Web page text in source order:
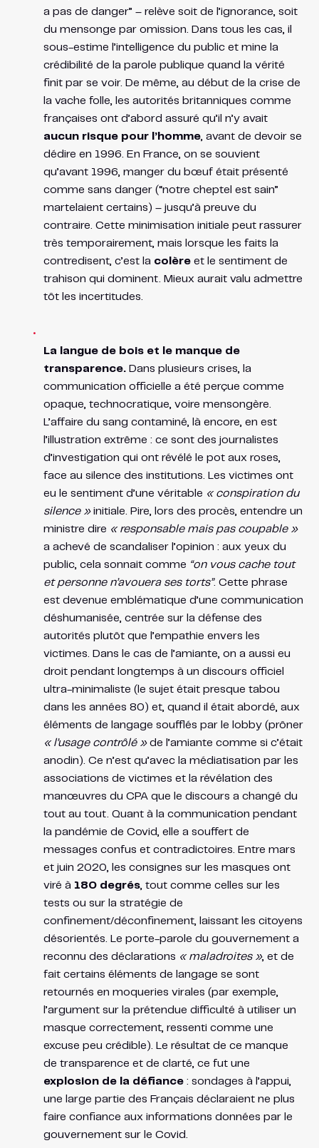
a pas de danger” – relève soit de l’ignorance, soit
du mensonge par omission. Dans tous les cas, il
sous-estime l’intelligence du public et mine la
crédibilité de la parole publique quand la vérité
finit par se voir. De même, au début de la crise de
la vache folle, les autorités britanniques comme
françaises ont d’abord assuré qu’il n’y avait
aucun risque pour l’homme, avant de devoir se
dédire en 1996. En France, on se souvient
qu’avant 1996, manger du bœuf était présenté
comme sans danger (“notre cheptel est sain”
martelaient certains) – jusqu’à preuve du
contraire. Cette minimisation initiale peut rassurer
très temporairement, mais lorsque les faits la
contredisent, c’est la colèreet le sentiment de
trahison qui dominent. Mieux aurait valu admettre
tôt les incertitudes.
La langue de bois et le manque de
transparence.Dans plusieurs crises, la
communication officielle a été perçue comme
opaque, technocratique, voire mensongère.
L’affaire du sang contaminé, là encore, en est
l’illustration extrême : ce sont des journalistes
d’investigation qui ont révélé le pot aux roses,
face au silence des institutions​. Les victimes ont
eu le sentiment d’une véritable « conspiration du
silence »initiale. Pire, lors des procès, entendre un
ministre dire « responsable mais pas coupable »
a achevé de scandaliser l’opinion​ : aux yeux du
public, cela sonnait comme “on vous cache tout
et personne n’avouera ses torts”. Cette phrase
est devenue emblématique d’une communication
déshumanisée, centrée sur la défense des
autorités plutôt que l’empathie envers les
victimes. Dans le cas de l’amiante, on a aussi eu
droit pendant longtemps à un discours officiel
ultra-minimaliste (le sujet était presque tabou
dans les années 80) et, quand il était abordé, aux
éléments de langage soufflés par le lobby (prôner
« l’usage contrôlé »de l’amiante comme si c’était
anodin). Ce n’est qu’avec la médiatisation par les
associations de victimes et la révélation des
manœuvres du CPA que le discours a changé du
tout au tout. Quant à la communication pendant
la pandémie de Covid, elle a souffert de
messages confus et contradictoires. Entre mars
et juin 2020, les consignes sur les masques ont
viré à 180 degrés, tout comme celles sur les
tests ou sur la stratégie de
confinement/déconfinement, laissant les citoyens
désorientés. Le porte-parole du gouvernement a
reconnu des déclarations « maladroites »​, et de
fait certains éléments de langage se sont
retournés en moqueries virales (par exemple,
l’argument sur la prétendue difficulté à utiliser un
masque correctement, ressenti comme une
excuse peu crédible). Le résultat de ce manque
de transparence et de clarté, ce fut une
explosion de la défiance: sondages à l’appui,
une large partie des Français déclaraient ne plus
faire confiance aux informations données par le
gouvernement sur le Covid.